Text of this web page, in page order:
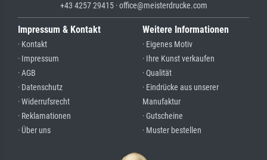
+43 4257 29415 · office@meisterdrucke.com
Impressum & Kontakt
· Kontakt
· Impressum
· AGB
· Datenschutz
· Widerrufsrecht
· Reklamationen
· Über uns
Weitere Informationen
· Eigenes Motiv
· Ihre Kunst verkaufen
· Qualität
· Eindrücke aus unserer
Manufaktur
· Gutscheine
· Muster bestellen